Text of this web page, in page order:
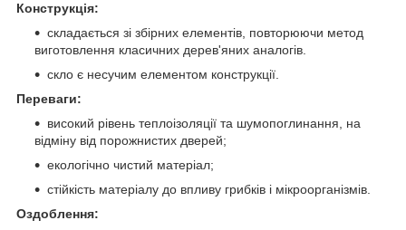
Конструкція:
складається зі збірних елементів, повторюючи метод
виготовлення класичних дерев'яних аналогів.
скло є несучим елементом конструкції.
Переваги:
високий рівень теплоізоляції та шумопоглинання, на
відміну від порожнистих дверей;
екологічно чистий матеріал;
стійкість матеріалу до впливу грибків і мікроорганізмів.
Оздоблення: